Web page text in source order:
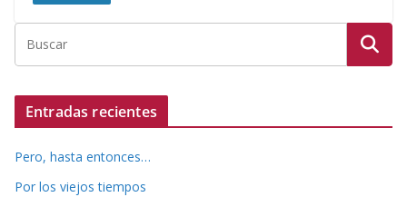
Entradas recientes
Pero, hasta entonces…
Por los viejos tiempos